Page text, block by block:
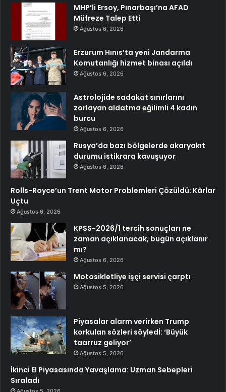
MHP’li Ersoy, Pınarbaşı’na AFAD
Müfreze Talep Etti
Ağustos 6, 2026
Erzurum Hınıs’ta yeni Jandarma
Komutanlığı hizmet binası açıldı
Ağustos 6, 2026
Astrolojide sadakat sınırlarını
zorlayan aldatma eğilimli 4 kadın
burcu
Ağustos 6, 2026
Rusya’da bazı bölgelerde akaryakıt
durumu istikrara kavuşuyor
Ağustos 6, 2026
Rolls-Royce’un Trent Motor Problemleri Çözüldü: Kârlar
Uçtu
Ağustos 6, 2026
KPSS-2026/1 tercih sonuçları ne
zaman açıklanacak, bugün açıklanır
mı?
Ağustos 6, 2026
Motosikletliye işçi servisi çarptı
Ağustos 5, 2026
Piyasalar alarm verirken Trump
korkulan sözleri söyledİ: ‘Büyük
taarruz geliyor’
Ağustos 5, 2026
İkinci El Piyasasında Yavaşlama: Uzman Sebepleri
Sıraladı